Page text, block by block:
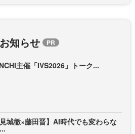
お知らせ
主催「IVS2026」トーク...
見城徹×藤田晋】AI時代でも変わらな